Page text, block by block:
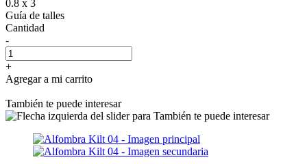
0.8 x 3
Guía de talles
Cantidad
-
+
Agregar a mi carrito
También te puede interesar